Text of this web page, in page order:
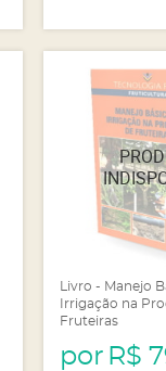
Livro - Manejo
Irrigação na
Fruteiras
por R$